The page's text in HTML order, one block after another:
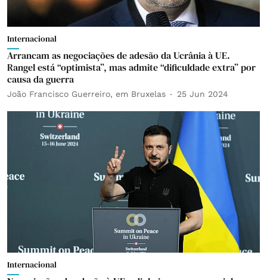
Internacional
Arrancam as negociações de adesão da Ucrânia à UE.
Rangel está “optimista”, mas admite “dificuldade extra” por
causa da guerra
João Francisco Guerreiro, em Bruxelas 25 Jun 2024
Internacional